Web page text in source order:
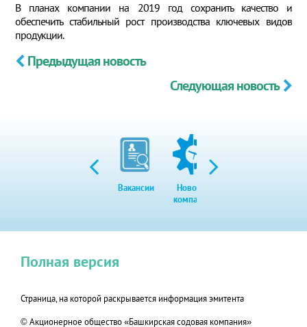
В планах компании на 2019 год сохранить качество и
обеспечить стабильный рост производства ключевых видов
продукции.
Предыдущая новость
Следующая новость
Вакансии
Новости
компании
Страница, на которой раскрывается информация эмитента
© Акционерное общество «Башкирская содовая компания»
Полная версия